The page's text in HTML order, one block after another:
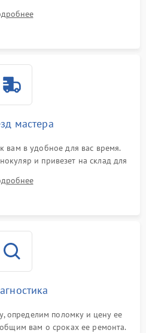
мастера
вам в удобное для вас время.
и привезет на склад для
определим поломку и цену ее
вам о сроках ее ремонта.